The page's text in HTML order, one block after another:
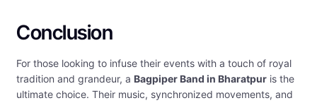
Conclusion
For those looking to infuse their events with a touch of royal
tradition and grandeur, a Bagpiper Band in Bharatpur is the
ultimate choice. Their music, synchronized movements, and